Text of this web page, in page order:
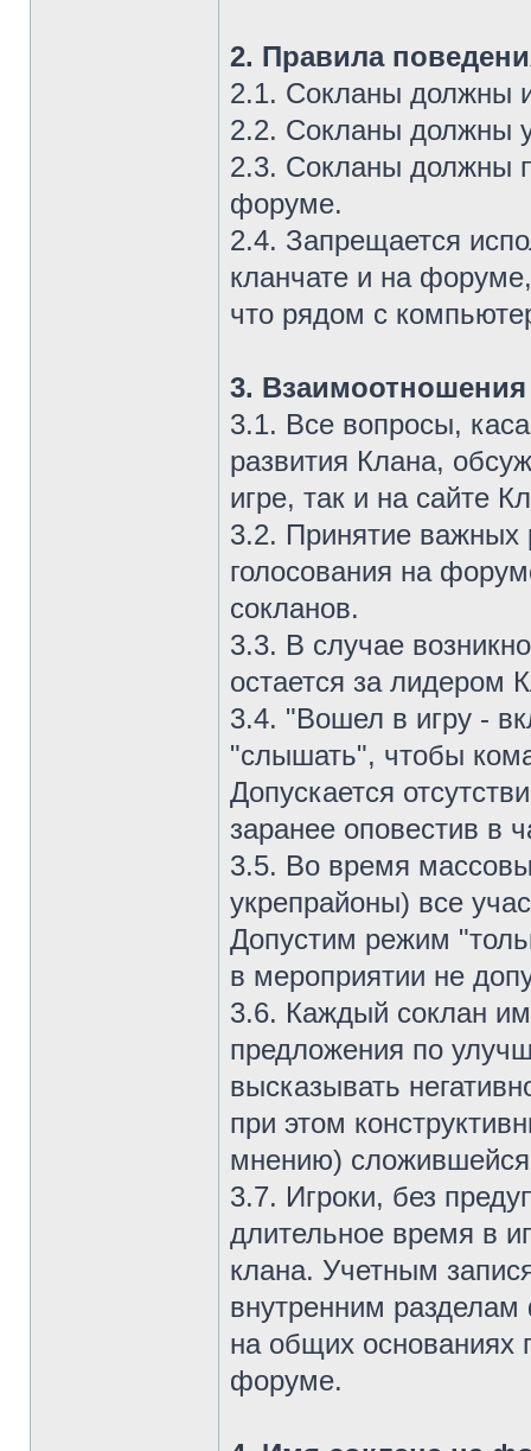
2. Правила
2.1. Сокланы должны
2.2. Сокланы должны
2.3. Сокланы должны
форуме.
2.4. Запрещается
кланчате и на
что рядом с
3.
3.1. Все вопросы,
развития Клана,
игре, так и на сайте
3.2. Принятие важных
голосования на
сокланов.
3.3. В случае
остается за лидером
3.4. "Вошел в игру -
"слышать", чтобы
Допускается
заранее оповестив в
3.5. Во время
укрепрайоны) все
Допустим режим
в мероприятии не
3.6. Каждый соклан
предложения по
высказывать
при этом
мнению) сложившейся
3.7. Игроки, без
длительное время в
клана. Учетным
внутренним
на общих основаниях
форуме.